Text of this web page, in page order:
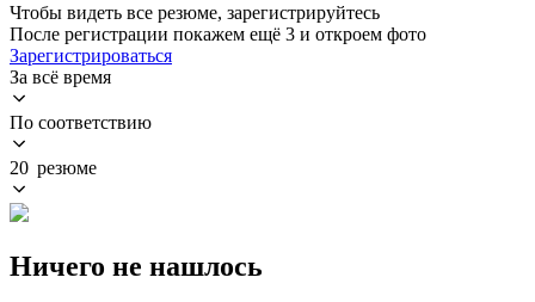
Чтобы видеть все резюме, зарегистрируйтесь
После регистрации покажем ещё 3 и откроем фото
Зарегистрироваться
За всё время
По соответствию
20 резюме
Ничего не нашлось